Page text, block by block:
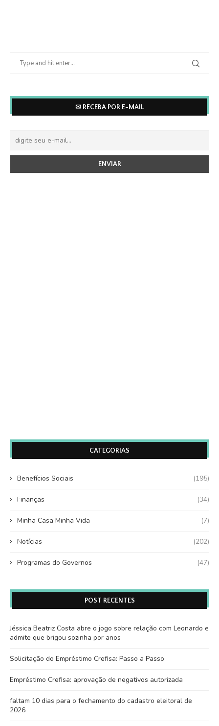
✉ RECEBA POR E-MAIL
CATEGORIAS
Benefícios Sociais (195)
Finanças (34)
Minha Casa Minha Vida (7)
Notícias (202)
Programas do Governos (47)
POST RECENTES
Jéssica Beatriz Costa abre o jogo sobre relação com Leonardo e
admite que brigou sozinha por anos
Solicitação do Empréstimo Crefisa: Passo a Passo
Empréstimo Crefisa: aprovação de negativos autorizada
faltam 10 dias para o fechamento do cadastro eleitoral de
2026